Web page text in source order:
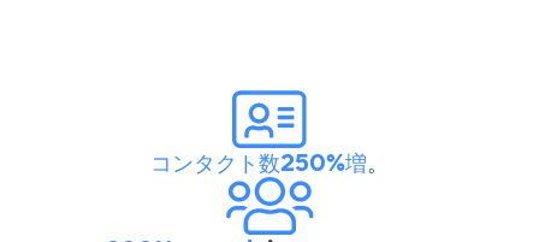
コンタクト数250%増。